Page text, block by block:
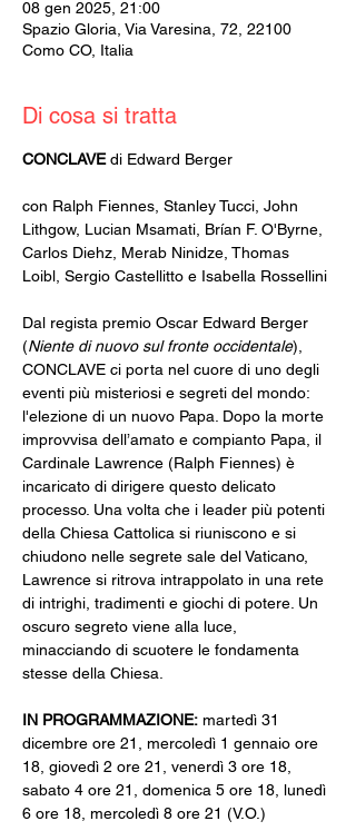
08 gen 2025, 21:00
Spazio Gloria, Via Varesina, 72, 22100
Como CO, Italia
Di cosa si tratta
CONCLAVE di Edward Berger
con Ralph Fiennes, Stanley Tucci, John
Lithgow, Lucian Msamati, Brían F. O'Byrne,
Carlos Diehz, Merab Ninidze, Thomas
Loibl, Sergio Castellitto e Isabella Rossellini
Dal regista premio Oscar Edward Berger
(Niente di nuovo sul fronte occidentale),
CONCLAVE ci porta nel cuore di uno degli
eventi più misteriosi e segreti del mondo:
l'elezione di un nuovo Papa. Dopo la morte
improvvisa dell’amato e compianto Papa, il
Cardinale Lawrence (Ralph Fiennes) è
incaricato di dirigere questo delicato
processo. Una volta che i leader più potenti
della Chiesa Cattolica si riuniscono e si
chiudono nelle segrete sale del Vaticano,
Lawrence si ritrova intrappolato in una rete
di intrighi, tradimenti e giochi di potere. Un
oscuro segreto viene alla luce,
minacciando di scuotere le fondamenta
stesse della Chiesa.
IN PROGRAMMAZIONE: martedì 31
dicembre ore 21,
mercoledì 1 gennaio ore
18, giovedì 2 ore 21, venerdì 3 ore 18,
sabato 4 ore 21, domenica 5 ore 18, lunedì
6 ore 18, mercoledì 8 ore 21 (V.O.)